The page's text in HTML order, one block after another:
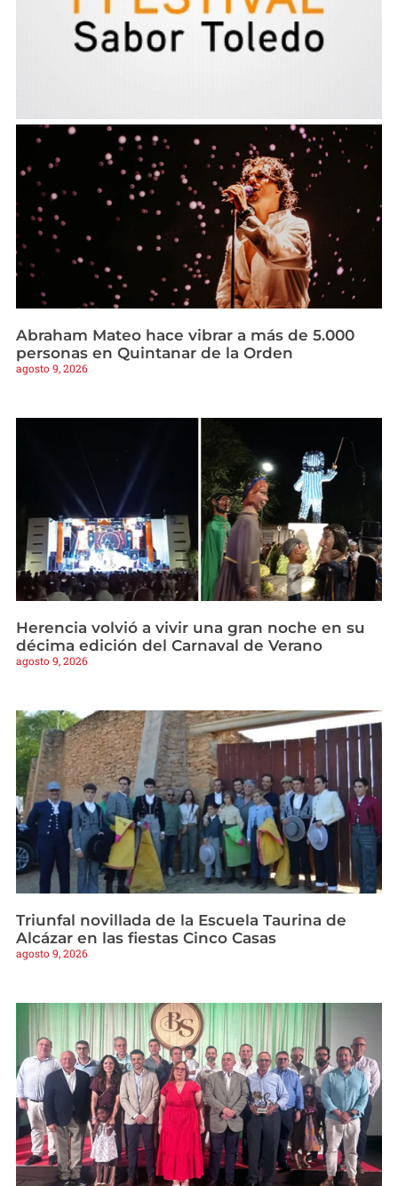
Abraham Mateo hace vibrar a más de 5.000
personas en Quintanar de la Orden
agosto 9, 2026
Herencia volvió a vivir una gran noche en su
décima edición del Carnaval de Verano
agosto 9, 2026
Triunfal novillada de la Escuela Taurina de
Alcázar en las fiestas Cinco Casas
agosto 9, 2026